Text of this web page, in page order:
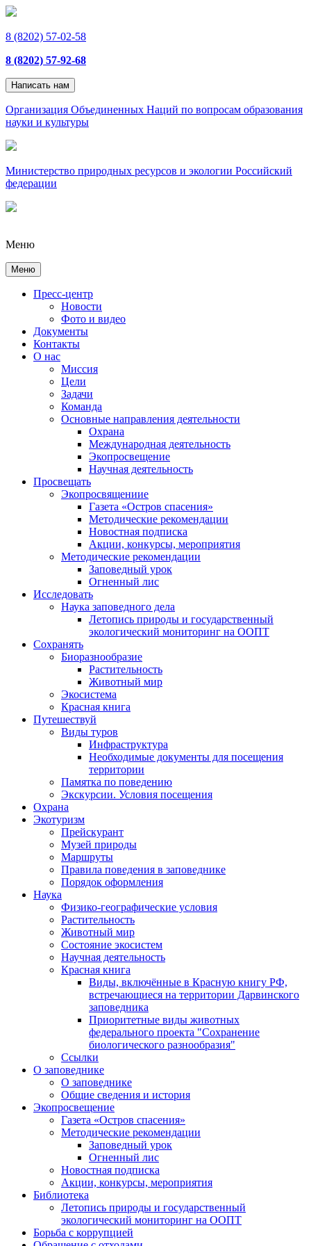
8 (8202) 57-02-58
8 (8202) 57-92-68
Написать нам
Организация Объединенных Наций по вопросам образования
науки и культуры
Министерство природных ресурсов и экологии Российский
федерации
Меню
Меню
Пресс-центр
Новости
Фото и видео
Документы
Контакты
О нас
Миссия
Цели
Задачи
Команда
Основные направления деятельности
Охрана
Международная деятельность
Экопросвещение
Научная деятельность
Просвещать
Экопросвящениие
Газета «Остров спасения»
Методические рекомендации
Новостная подписка
Акции, конкурсы, мероприятия
Методические рекомендации
Заповедный урок
Огненный лис
Исследовать
Наука заповедного дела
Летопись природы и государственный
экологический мониторинг на ООПТ
Сохранять
Биоразнообразие
Растительность
Животный мир
Экосистема
Красная книга
Путешествуй
Виды туров
Инфраструктура
Необходимые документы для посещения
территории
Памятка по поведению
Экскурсии. Условия посещения
Охрана
Экотуризм
Прейскурант
Музей природы
Маршруты
Правила поведения в заповеднике
Порядок оформления
Наука
Физико-географические условия
Растительность
Животный мир
Состояние экосистем
Научная деятельность
Красная книга
Виды, включённые в Красную книгу РФ,
встречающиеся на территории Дарвинского
заповедника
Приоритетные виды животных
федерального проекта "Сохранение
биологического разнообразия"
Ссылки
О заповеднике
О заповеднике
Общие сведения и история
Экопросвещение
Газета «Остров спасения»
Методические рекомендации
Заповедный урок
Огненный лис
Новостная подписка
Акции, конкурсы, мероприятия
Библиотека
Летопись природы и государственный
экологический мониторинг на ООПТ
Борьба с коррупцией